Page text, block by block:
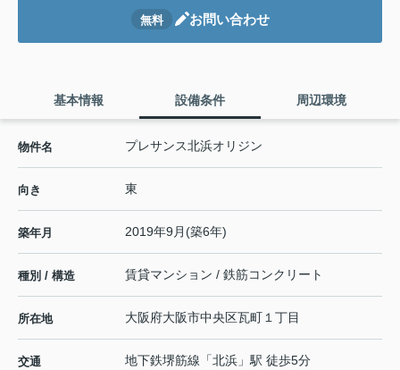
無料 お問い合わせ
基本情報 設備条件 周辺環境
物件名 プレサンス北浜オリジン
向き 東
築年月 2019年9月(築6年)
種別 / 構造 賃貸マンション / 鉄筋コンクリート
所在地 大阪府大阪市中央区瓦町１丁目
交通 地下鉄堺筋線 「北浜 」駅 徒歩5分